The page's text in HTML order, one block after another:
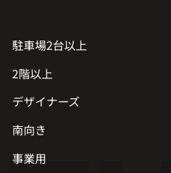
駐車場2台以上
2階以上
デザイナーズ
南向き
事業用